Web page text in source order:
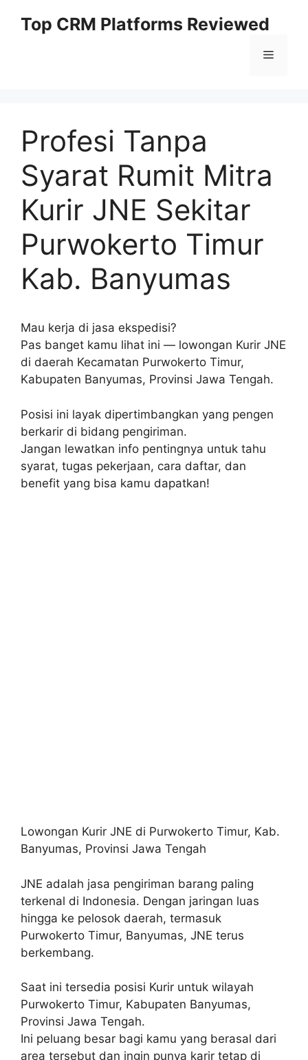
Top CRM Platforms Reviewed
Menu
Profesi Tanpa
Syarat Rumit Mitra
Kurir JNE Sekitar
Purwokerto Timur
Kab. Banyumas
Mau kerja di jasa ekspedisi?
Pas banget kamu lihat ini — lowongan Kurir JNE
di daerah Kecamatan Purwokerto Timur,
Kabupaten Banyumas, Provinsi Jawa Tengah.
Posisi ini layak dipertimbangkan yang pengen
berkarir di bidang pengiriman.
Jangan lewatkan info pentingnya untuk tahu
syarat, tugas pekerjaan, cara daftar, dan
benefit yang bisa kamu dapatkan!
Lowongan Kurir JNE di Purwokerto Timur, Kab.
Banyumas, Provinsi Jawa Tengah
JNE adalah jasa pengiriman barang paling
terkenal di Indonesia. Dengan jaringan luas
hingga ke pelosok daerah, termasuk
Purwokerto Timur, Banyumas, JNE terus
berkembang.
Saat ini tersedia posisi Kurir untuk wilayah
Purwokerto Timur, Kabupaten Banyumas,
Provinsi Jawa Tengah.
Ini peluang besar bagi kamu yang berasal dari
area tersebut dan ingin punya karir tetap di